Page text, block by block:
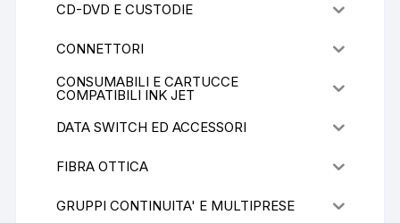
CD-DVD E CUSTODIE
CONNETTORI
CONSUMABILI E CARTUCCE
COMPATIBILI INK JET
DATA SWITCH ED ACCESSORI
FIBRA OTTICA
GRUPPI CONTINUITA' E MULTIPRESE